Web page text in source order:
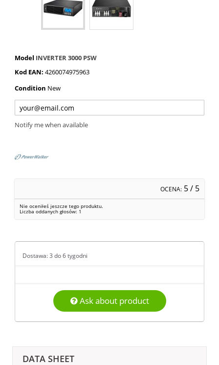
Model INVERTER 3000 PSW
Kod EAN: 4260074975963
Condition New
Notify me when available
OCENA: 5/ 5
Nie oceniłeś jeszcze tego produktu.
Liczba oddanych głosów: 1
Dostawa: 3 do 6 tygodni
Ask about product
DATA SHEET